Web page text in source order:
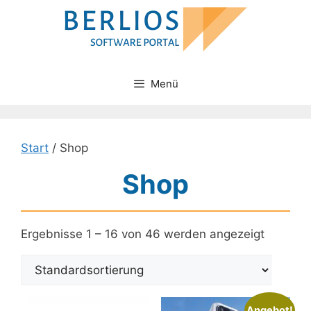
Menü
Start / Shop
Shop
Ergebnisse 1 – 16 von 46 werden angezeigt